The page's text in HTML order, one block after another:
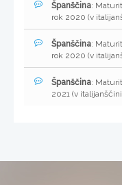
Španščina:
rok 2020 (v
Španščina:
rok 2020 (v
Španščina:
2021 (v